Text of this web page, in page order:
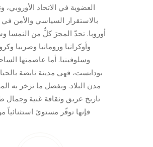
العضوية في الاتحاد الأوروبي،
بالاستقرار السياسي والأمن
أوروبا. تحدّ المجرَ كلٌّ من النمسا
وأوكرانيا ورومانيا وصربيا
وسلوفينيا. أما عاصمتها
بودابست، فهي مدينة نابضة
مدن البلاد. وبفضل ما تزخر به
تاريخ عريق وثقافة غنية وجمال
فإنها توفّر مستوىً استثنائياً